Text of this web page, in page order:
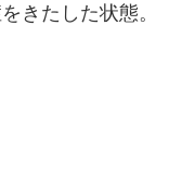
きたした状態。